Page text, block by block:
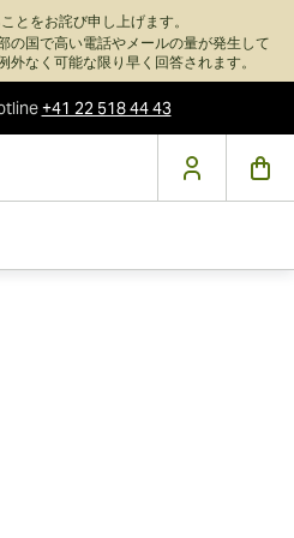
とをお詫び申し上げます。
の国で高い電話やメールの量が発生して
なく可能な限り早く回答されます。
+41 22 518 44 43